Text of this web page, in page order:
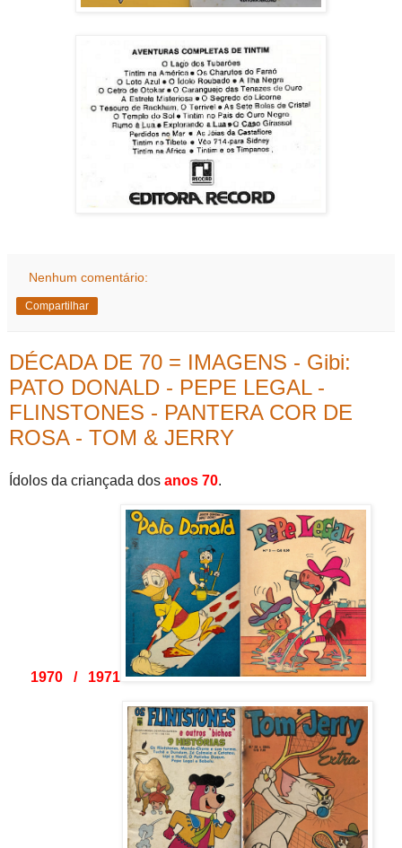
Nenhum comentário:
Compartilhar
DÉCADA DE 70 = IMAGENS - Gibi:
PATO DONALD - PEPE LEGAL -
FLINSTONES - PANTERA COR DE
ROSA - TOM & JERRY
Ídolos da criançada dos anos 70.
1970 / 1971